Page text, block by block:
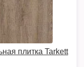
плитка Tarkett